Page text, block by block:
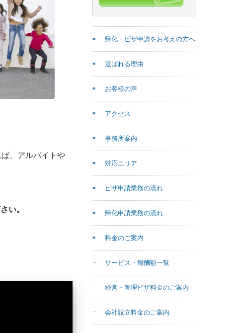
、アルバイトや
い。
帰化・ビザ申請をお考えの方へ
選ばれる理由
お客様の声
アクセス
事務所案内
対応エリア
ビザ申請業務の流れ
帰化申請業務の流れ
料金のご案内
サービス・報酬額一覧
経営・管理ビザ料金のご案内
会社設立料金のご案内